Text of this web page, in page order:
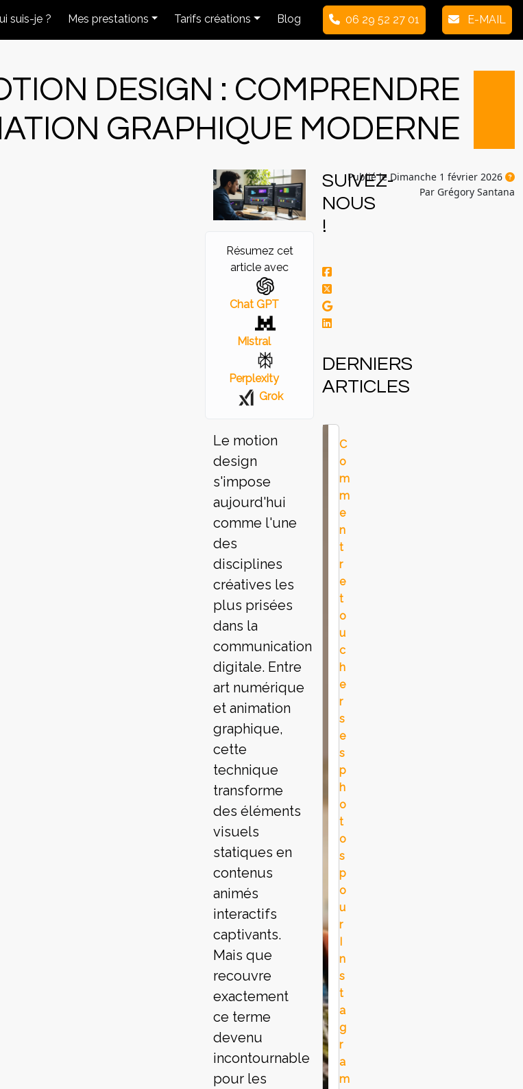
suis-je ? Mes prestations Tarifs créations Blog 06 29 52 27 01 E-MAIL
DESIGN : COMPRENDRE
GRAPHIQUE MODERNE
Publié le Dimanche 1 février 2026
Par Grégory Santana
Résumez cet
article avec
Chat GPT
Mistral
Perplexity
Grok
Le motion
design
s'impose
aujourd'hui
comme l'une
des
disciplines
créatives les
plus prisées
dans la
communication
digitale. Entre
art numérique
et animation
graphique,
cette
technique
transforme
des éléments
visuels
statiques en
contenus
animés
interactifs
captivants.
Mais que
recouvre
exactement
ce terme
devenu
incontournable
pour les
SUIVEZ-
NOUS
!
DERNIERS
ARTICLES
C
o
m
m
e
n
t
r
e
t
o
u
c
h
e
r
s
e
s
p
h
o
t
o
s
p
o
u
r
n
s
t
a
g
r
a
m